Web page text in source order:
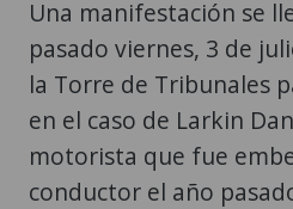
Una manifestación se
pasado viernes, 3 de
la Torre de Tribunales
en el caso de Larkin
motorista que fue
conductor el año